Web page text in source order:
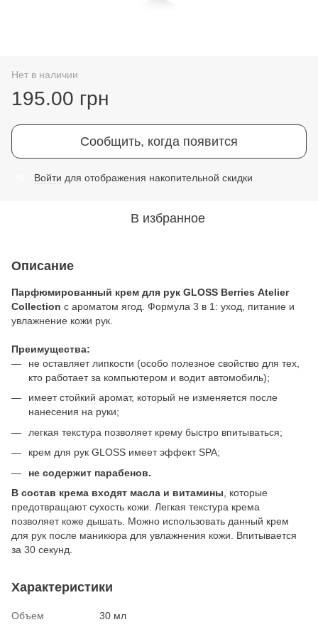
Нет в наличии
195.00 грн
Сообщить, когда появится
Войти для отображения накопительной скидки
В избранное
Описание
Парфюмированный крем для рук GLOSS Berries Atelier
Collection с ароматом ягод. Формула 3 в 1: уход, питание и
увлажнение кожи рук.
Преимущества:
не оставляет липкости (особо полезное свойство для тех,
кто работает за компьютером и водит автомобиль);
имеет стойкий аромат, который не изменяется после
нанесения на руки;
легкая текстура позволяет крему быстро впитываться;
крем для рук GLOSS имеет эффект SPA;
не содержит парабенов.
В состав крема входят масла и витамины , которые
предотвращают сухость кожи. Легкая текстура крема
позволяет коже дышать. Можно использовать данный крем
для рук после маникюра для увлажнения кожи. Впитывается
за 30 секунд.
Характеристики
Объем 30 мл